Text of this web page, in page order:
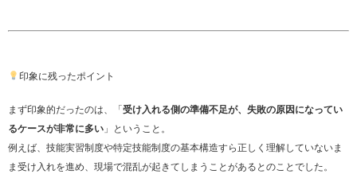
印象に残ったポイント
まず印象的だったのは、「 受け入れる側の準備不足が、失敗の原因になってい
るケースが非常に多い 」ということ。
例えば、技能実習制度や特定技能制度の基本構造すら正しく理解していないま
ま受け入れを進め、現場で混乱が起きてしまうことがあるとのことでした。